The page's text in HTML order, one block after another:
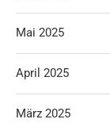
Mai 2025
April 2025
März 2025